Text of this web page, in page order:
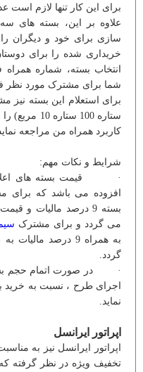
برای این کار تنها لازم است عدد 2 را درج نموده و ارسال
علاوه بر این، بسته های
سازی برای خود و دیگران را
خریداری شده را برای دوستان
انتخاب بسته، شماره همراه
شما برای مشترک مورد نظر
ستاره 100
کاربرد همراه من مراجعه
شرایط و نکات مهم:
· قیمت بسته های
افزوده می باشد که برای
بسته 9 درصد مالیات
می گردد و برای مشترک
به همراه 9 درصد
گردد.
· در صورت اتمام حجم
اجرای طرح ، نسبت به خرید
نماید.
اپراتور ایرانسل
اپراتور ایرانسل نیز به
تخفیف ویژه در نظر گرفته